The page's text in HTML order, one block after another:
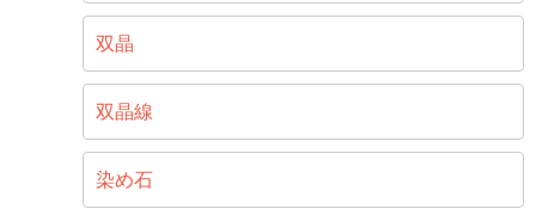
双晶
双晶線
染め石